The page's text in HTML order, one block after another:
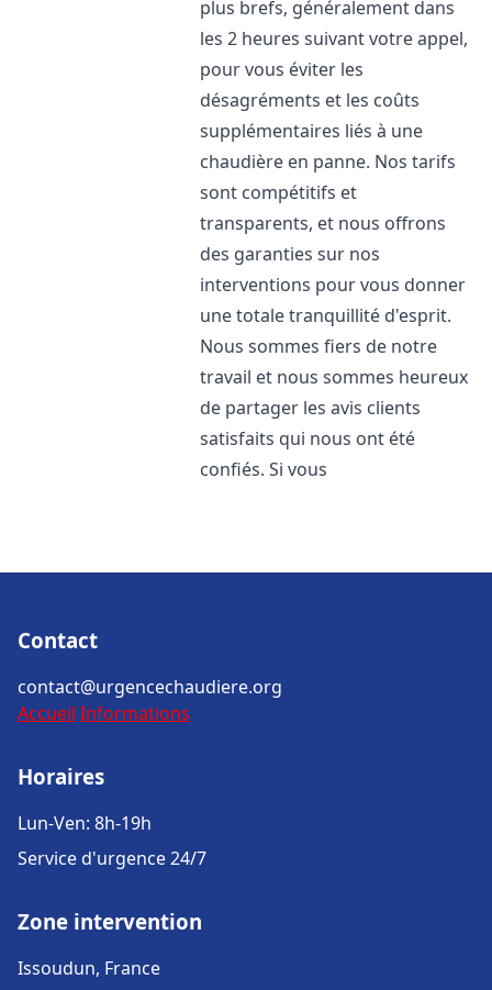
plus brefs, généralement dans
les 2 heures suivant votre appel,
pour vous éviter les
désagréments et les coûts
supplémentaires liés à une
chaudière en panne. Nos tarifs
sont compétitifs et
transparents, et nous offrons
des garanties sur nos
interventions pour vous donner
une totale tranquillité d'esprit.
Nous sommes fiers de notre
travail et nous sommes heureux
de partager les avis clients
satisfaits qui nous ont été
confiés. Si vous
Contact
contact@urgencechaudiere.org
Accueil Informations
Horaires
Lun-Ven: 8h-19h
Service d'urgence 24/7
Zone intervention
Issoudun, France